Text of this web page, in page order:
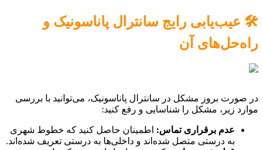
🛠️ عیب‌یابی رایج سانترال پاناسونیک و
راه‌حل‌های آن
در صورت بروز مشکل در سانترال پاناسونیک، می‌توانید با بررسی
موارد زیر، مشکل را شناسایی و رفع کنید:
عدم برقراری تماس: اطمینان حاصل کنید که خطوط شهری
به درستی متصل شده‌اند و داخلی‌ها به درستی تعریف شده‌اند.